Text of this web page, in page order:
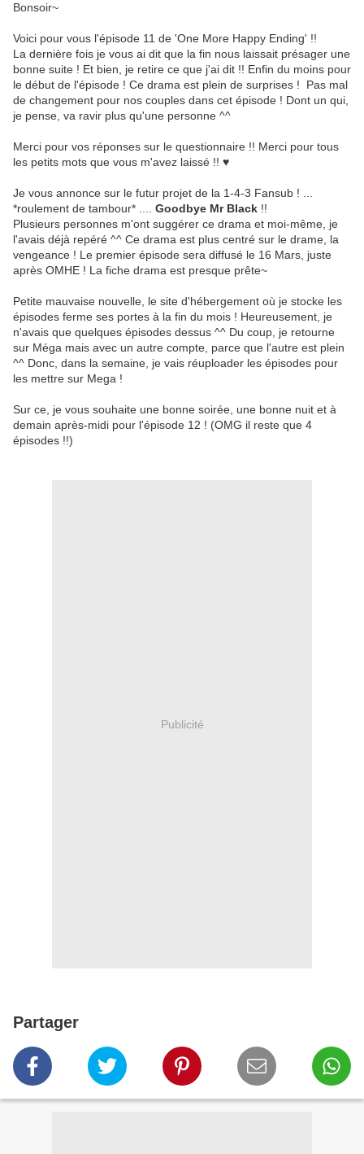
Bonsoir~
Voici pour vous l'épisode 11 de 'One More Happy Ending' !!
La dernière fois je vous ai dit que la fin nous laissait présager une
bonne suite ! Et bien, je retire ce que j'ai dit !! Enfin du moins pour
le début de l'épisode ! Ce drama est plein de surprises ! Pas mal
de changement pour nos couples dans cet épisode ! Dont un qui,
je pense, va ravir plus qu'une personne ^^
Merci pour vos réponses sur le questionnaire !! Merci pour tous
les petits mots que vous m'avez laissé !! ♥
Je vous annonce sur le futur projet de la 1-4-3 Fansub ! ...
*roulement de tambour* .... Goodbye Mr Black !!
Plusieurs personnes m'ont suggérer ce drama et moi-même, je
l'avais déjà repéré ^^ Ce drama est plus centré sur le drame, la
vengeance ! Le premier épisode sera diffusé le 16 Mars, juste
après OMHE ! La fiche drama est presque prête~
Petite mauvaise nouvelle, le site d'hébergement où je stocke les
épisodes ferme ses portes à la fin du mois ! Heureusement, je
n'avais que quelques épisodes dessus ^^ Du coup, je retourne
sur Méga mais avec un autre compte, parce que l'autre est plein
^^ Donc, dans la semaine, je vais réuploader les épisodes pour
les mettre sur Mega !
Sur ce, je vous souhaite une bonne soirée, une bonne nuit et à
demain après-midi pour l'épisode 12 ! (OMG il reste que 4
épisodes !!)
Publicité
Partager